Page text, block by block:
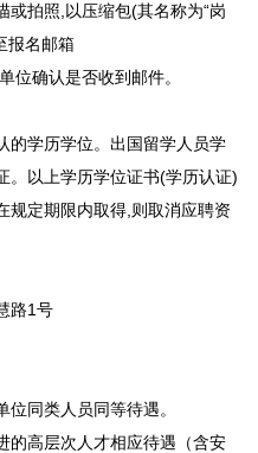
或拍照,以压缩包(其名称为“岗
报名邮箱
位确认是否收到邮件。
的学历学位。出国留学人员学
。以上学历学位证书(学历认证)
规定期限内取得,则取消应聘资
路1号
位同类人员同等待遇。
的高层次人才相应待遇（含安